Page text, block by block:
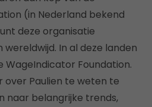
(in Nederland bekend
deze organisatie
In al deze landen
Foundation.
over Paulien te weten te
naar belangrijke trends,